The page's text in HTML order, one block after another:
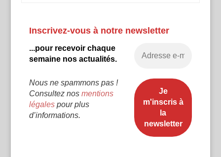
Inscrivez-vous à notre newsletter
...pour recevoir chaque
semaine nos actualités.
Nous ne spammons pas !
Consultez nos mentions
légalespour plus
d’informations.